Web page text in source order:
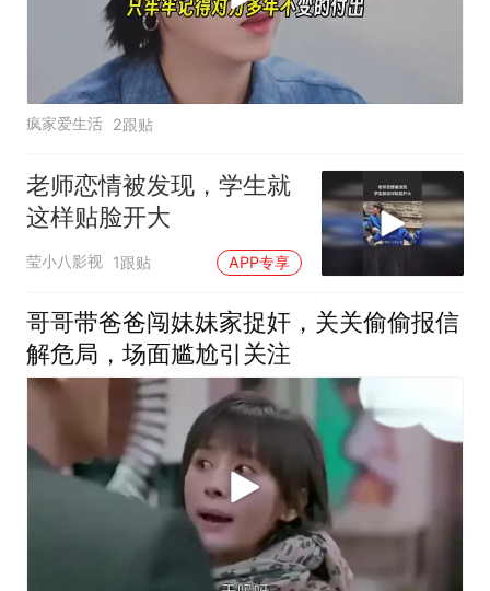
疯家爱生活 2跟贴
老师恋情被发现，学生就
这样贴脸开大
莹小八影视 1跟贴 APP专享
哥哥带爸爸闯妹妹家捉奸，关关偷偷报信
解危局，场面尴尬引关注